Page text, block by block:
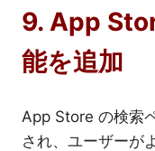
9. App
能を追加
App Store の検索
され、ユーザーが